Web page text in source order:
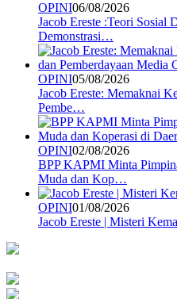
OPINI06/08/2026
Jacob Ereste :Teori Sosial
Demonstrasi…
OPINI05/08/2026
Jacob Ereste: Memaknai
Pembe…
OPINI02/08/2026
BPP KAPMI Minta
Muda dan Kop…
OPINI01/08/2026
Jacob Ereste | Misteri